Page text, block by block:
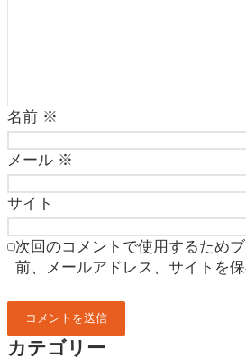
名前 ※
メール ※
サイト
次回のコメントで使用するため
前、メールアドレス、サイトを保
カテゴリー